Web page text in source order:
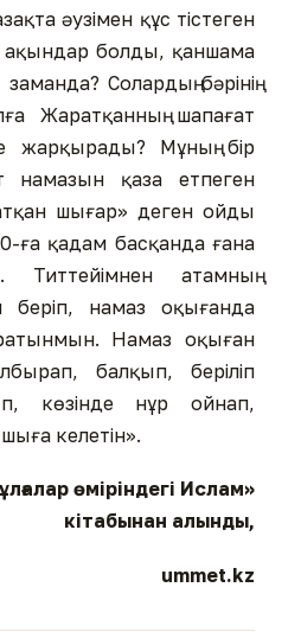
әузімен құс тістеген
болды, қаншама
Солардың бәрінің
Жаратқанның шапағат
жарқырады? Мұның бір
қаза етпеген
шығар» деген ойды
ға қадам басқанда ғана
Титтейімнен атамның
намаз оқығанда
Намаз оқыған
балқып, беріліп
көзінде нұр ойнап,
келетін».
өміріндегі Ислам»
кітабынан алынды,
ummet.kz